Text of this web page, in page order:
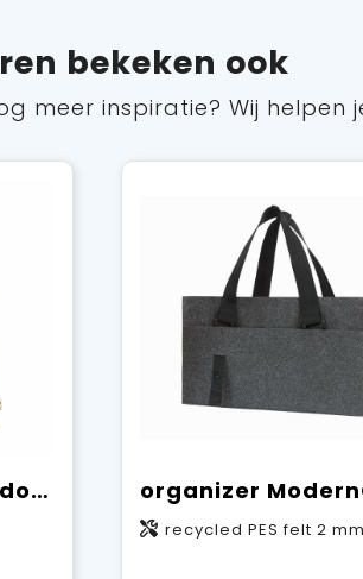
bekeken ook
meer inspiratie? Wij helpen
AMBER LARGE - Kadozak organisch katoen groot
recycled PES felt 2